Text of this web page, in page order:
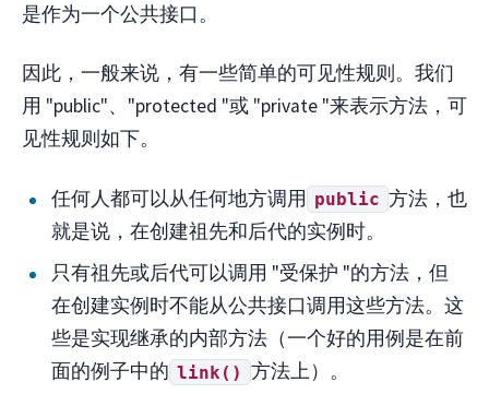
是作为一个公共接口。
因此，一般来说，有一些简单的可见性规则。我们
用 "public"、"protected "或 "private "来表示方法，可
见性规则如下。
任何人都可以从任何地方调用 public 方法，也
就是说，在创建祖先和后代的实例时。
只有祖先或后代可以调用 "受保护 "的方法，但
在创建实例时不能从公共接口调用这些方法。这
些是实现继承的内部方法（一个好的用例是在前
面的例子中的 link() 方法上）。